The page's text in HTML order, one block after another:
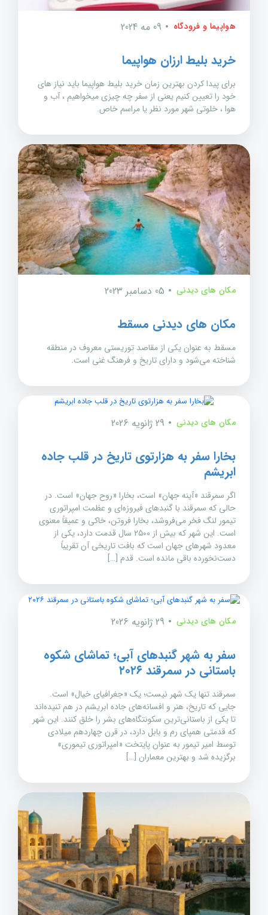
هواپیما و فرودگاه 09 مه 2024
خرید بلیط ارزان هواپیما
برای پیدا کردن بهترین زمان خرید بلیط هواپیما باید نیاز های
خود را تعیین کنیم یعنی از سفر چه چیزی میخواهیم ، آب و
هوا ، خلوتی شهر مورد نظر یا مراسم خاص.
مکان های دیدنی 05 دسامبر 2023
مکان های دیدنی مسقط
مسقط به عنوان یکی از مقاصد توریستی معروف در منطقه
شناخته می‌شود و دارای تاریخ و فرهنگ غنی است.
مکان های دیدنی 29 ژانویه 2026
بخارا سفر به هزارتوی تاریخ در قلب جاده
ابریشم
اگر سمرقند «آینه جهان» است، بخارا «روح جهان» است. در
حالی که سمرقند با گنبدهای فیروزه‌ای و عظمت امپراتوری
تیمور لنگ فخر می‌فروشد، بخارا فروتن، خاکی و عمیقاً معنوی
است. این شهر که بیش از ۲۵۰۰ سال قدمت دارد، یکی از
معدود شهرهای جهان است که بافت تاریخی آن تقریباً
دست‌نخورده باقی مانده است. قدم […]
مکان های دیدنی 29 ژانویه 2026
سفر به شهر گنبدهای آبی؛ تماشای شکوه
باستانی در سمرقند ۲۰۲۶
سمرقند تنها یک شهر نیست؛ یک «جغرافیای خیال» است.
جایی که تاریخ، هنر و افسانه‌های جاده ابریشم در هم تنیده‌اند
تا یکی از باستانی‌ترین سکونتگاه‌های بشر را خلق کنند. این شهر
که قدمتی همپای رم و بابل دارد، در قرن چهاردهم میلادی
توسط امیر تیمور به عنوان پایتخت «امپراتوری تیموری»
برگزیده شد و بهترین معماران […]